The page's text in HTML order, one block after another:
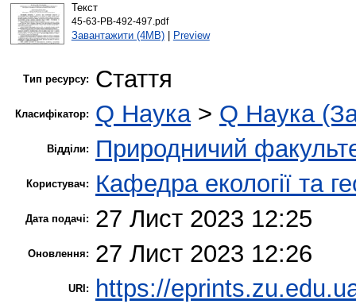
Текст
45-63-PB-492-497.pdf
Завантажити (4MB)| Preview
Тип ресурсу: Стаття
Класифікатор: Q Наука> Q Наука
Відділи: Природничий
Користувач: Кафедра екології та
Дата подачі: 27 Лист 2023 12:25
Оновлення: 27 Лист 2023 12:26
URI: https://